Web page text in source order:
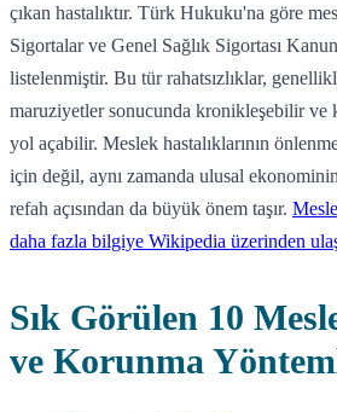
çıkan hastalıktır. Türk Hukuku'na göre
Sigortalar ve Genel Sağlık Sigortası
listelenmiştir. Bu tür rahatsızlıklar,
maruziyetler sonucunda kronikleşebilir ve
yol açabilir. Meslek hastalıklarının
için değil, aynı zamanda ulusal
refah açısından da büyük önem taşır.
daha fazla bilgiye Wikipedia üzerinden
Sık Görülen 10
ve Korunma